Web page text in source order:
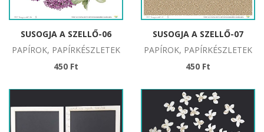
SUSOGJA A SZELLŐ-06
PAPÍROK, PAPÍRKÉSZLETEK
450 Ft
SUSOGJA A SZELLŐ-07
PAPÍROK, PAPÍRKÉSZLETEK
450 Ft